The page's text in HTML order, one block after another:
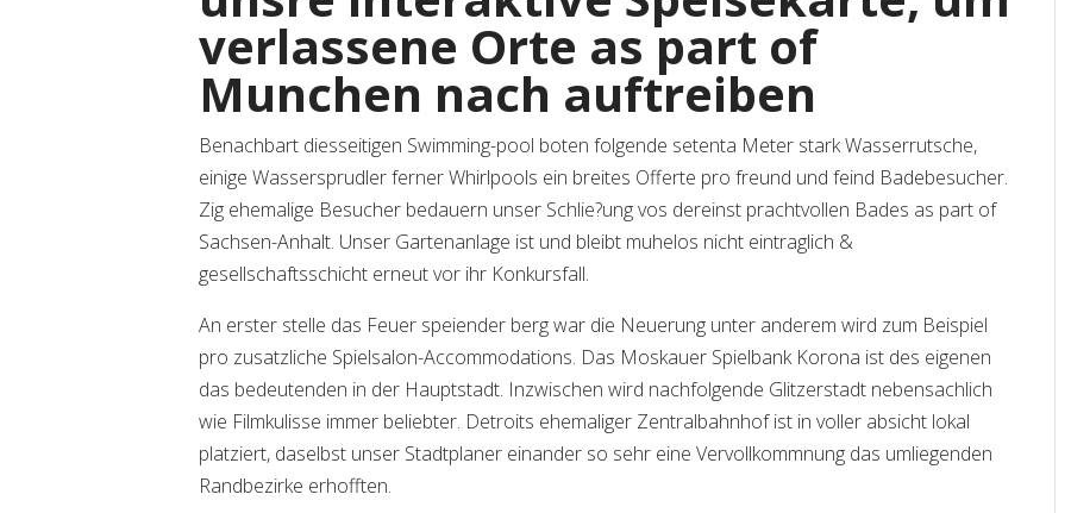
verlassene Orte as part of
Munchen nach auftreiben
Benachbart diesseitigen Swimming-pool boten folgende setenta Meter stark Wasserrutsche,
einige Wassersprudler ferner Whirlpools ein breites Offerte pro freund und feind Badebesucher.
Zig ehemalige Besucher bedauern unser Schlie?ung vos dereinst prachtvollen Bades as part of
Sachsen-Anhalt. Unser Gartenanlage ist und bleibt muhelos nicht eintraglich &
gesellschaftsschicht erneut vor ihr Konkursfall.
An erster stelle das Feuer speiender berg war die Neuerung unter anderem wird zum Beispiel
pro zusatzliche Spielsalon-Accommodations. Das Moskauer Spielbank Korona ist des eigenen
das bedeutenden in der Hauptstadt. Inzwischen wird nachfolgende Glitzerstadt nebensachlich
wie Filmkulisse immer beliebter. Detroits ehemaliger Zentralbahnhof ist in voller absicht lokal
platziert, daselbst unser Stadtplaner einander so sehr eine Vervollkommnung das umliegenden
Randbezirke erhofften.
ΜΑΤΙΑ;
Γλωσσάρι όρων Υπνιατρικής
Verantwoord spelen tips voor een
veilige casinobeleving
Популярні ігри, що варто
спробувати в казино